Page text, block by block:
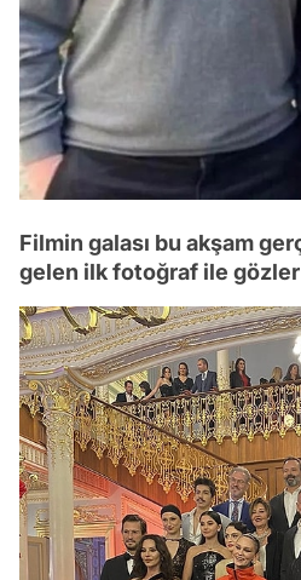
Filmin galası bu akşam
gelen ilk fotoğraf ile